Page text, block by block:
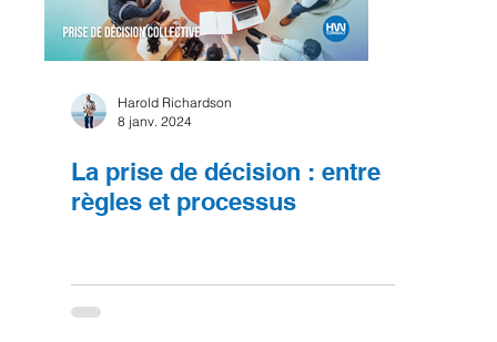
Harold Richardson
8 janv. 2024
La prise de décision : entre
règles et processus